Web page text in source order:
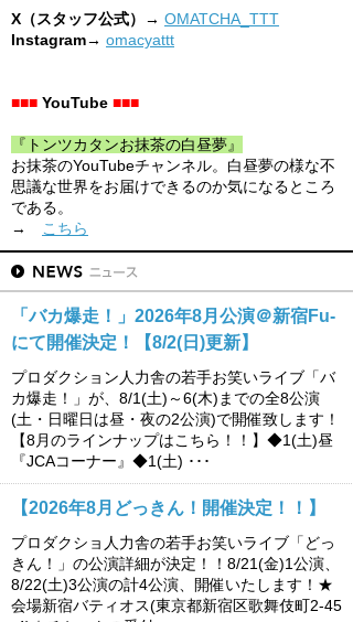
X（スタッフ公式）→ OMATCHA_TTT
Instagram→ omacyattt
■■■ YouTube ■■■
『トンツカタンお抹茶の白昼夢』
お抹茶のYouTubeチャンネル。白昼夢の様な不
思議な世界をお届けできるのか気になるところ
である。
→ こちら
「バカ爆走！」2026年8月公演＠新宿Fu-
にて開催決定！【8/2(日)更新】
プロダクション人力舎の若手お笑いライブ「バ
カ爆走！」が、8/1(土)～6(木)までの全8公演
(土・日曜日は昼・夜の2公演)で開催致します！
【8月のラインナップはこちら！！】◆1(土)昼
『JCAコーナー』◆1(土) ･･･
【2026年8月どっきん！開催決定！！】
プロダクショ人力舎の若手お笑いライブ「どっ
きん！」の公演詳細が決定！！8/21(金)1公演、
8/22(土)3公演の計4公演、開催いたします！★
会場新宿バティオス(東京都新宿区歌舞伎町2-45